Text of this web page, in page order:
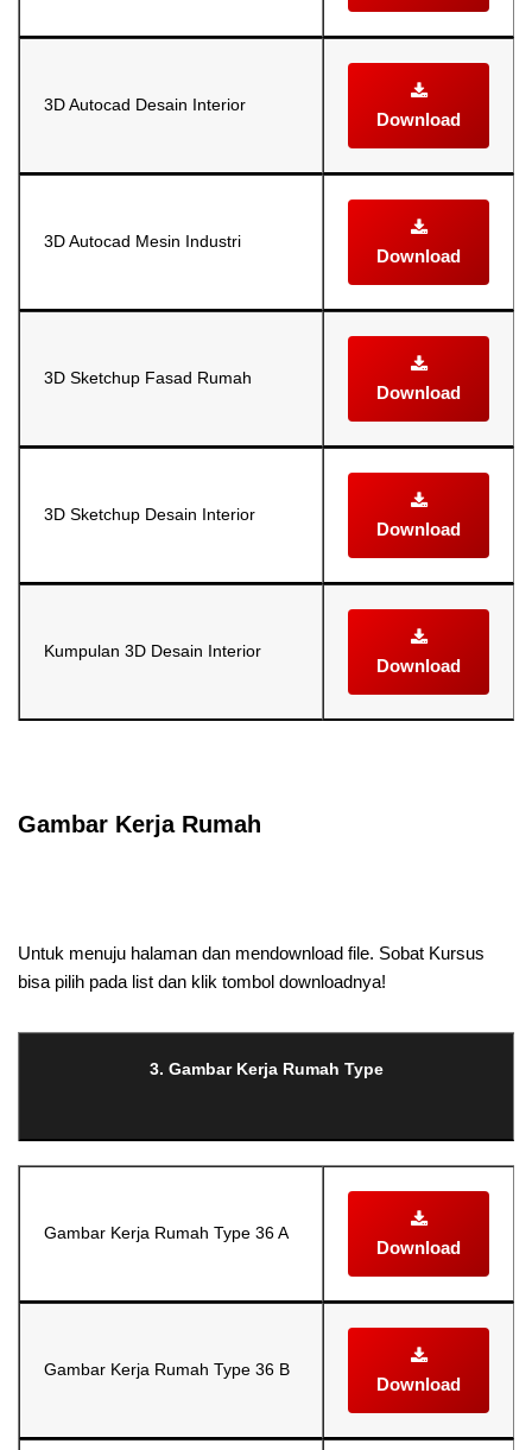
3D Autocad Desain Interior
Download
3D Autocad Mesin Industri
Download
3D Sketchup Fasad Rumah
Download
3D Sketchup Desain Interior
Download
Kumpulan 3D Desain Interior
Download
Gambar Kerja Rumah
Untuk menuju halaman dan mendownload file. Sobat Kursus
bisa pilih pada list dan klik tombol downloadnya!
3. Gambar Kerja Rumah Type
Gambar Kerja Rumah Type 36 A
Download
Gambar Kerja Rumah Type 36 B
Download